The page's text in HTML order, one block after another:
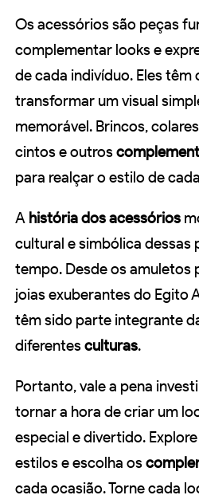
Os acessórios são peças
complementar looks e
de cada indivíduo. Eles têm
transformar um visual
memorável. Brincos,
cintos e outros
para realçar o estilo de
A história dos acessórios
cultural e simbólica dessas
tempo. Desde os amuletos
joias exuberantes do Egito
têm sido parte integrante
diferentesculturas.
Portanto, vale a pena
tornar a hora de criar um
especial e divertido.
estilos e escolha os
cada ocasião. Torne cada